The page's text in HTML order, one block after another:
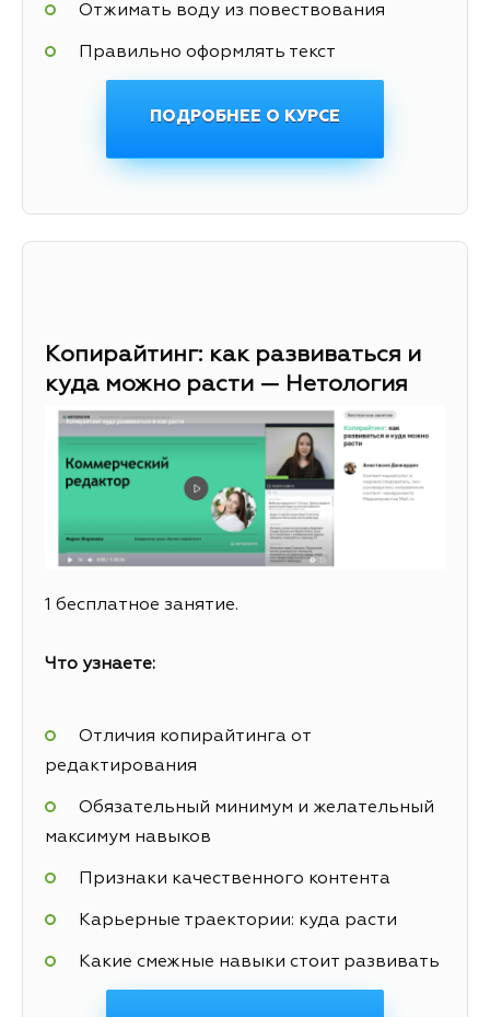
Отжимать воду из повествования
Правильно оформлять текст
ПОДРОБНЕЕ О КУРСЕ
Копирайтинг: как развиваться и
куда можно расти — Нетология
1 бесплатное занятие.
Что узнаете:
Отличия копирайтинга от
редактирования
Обязательный минимум и желательный
максимум навыков
Признаки качественного контента
Карьерные траектории: куда расти
Какие смежные навыки стоит развивать